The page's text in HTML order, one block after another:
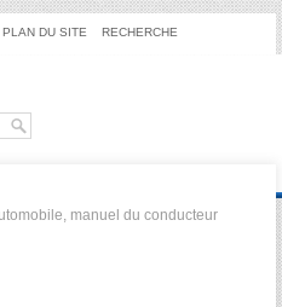
PLAN DU SITE RECHERCHE
manuel du conducteur